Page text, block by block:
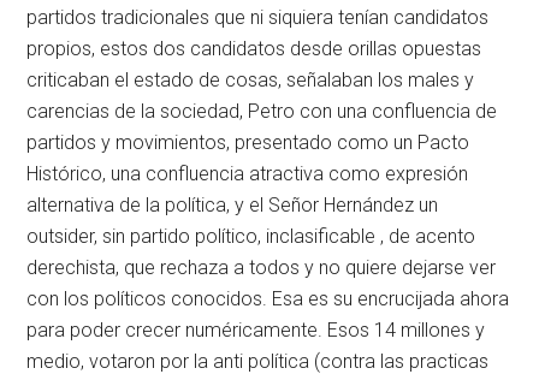
partidos tradicionales que ni siquiera tenían candidatos
propios, estos dos candidatos desde orillas opuestas
criticaban el estado de cosas, señalaban los males y
carencias de la sociedad, Petro con una confluencia de
partidos y movimientos, presentado como un Pacto
Histórico, una confluencia atractiva como expresión
alternativa de la política, y el Señor Hernández un
outsider, sin partido político, inclasificable , de acento
derechista, que rechaza a todos y no quiere dejarse ver
con los políticos conocidos. Esa es su encrucijada ahora
para poder crecer numéricamente. Esos 14 millones y
medio, votaron por la anti política (contra las practicas